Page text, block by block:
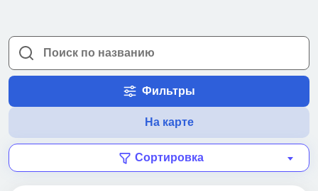
Фильтры
На карте
Сортировка